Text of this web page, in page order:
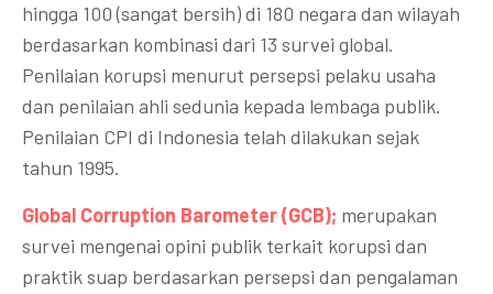
hingga 100 (sangat bersih) di 180 negara dan wilayah
berdasarkan kombinasi dari 13 survei global.
Penilaian korupsi menurut persepsi pelaku usaha
dan penilaian ahli sedunia kepada lembaga publik.
Penilaian CPI di Indonesia telah dilakukan sejak
tahun 1995.
Global Corruption Barometer (GCB); merupakan
survei mengenai opini publik terkait korupsi dan
praktik suap berdasarkan persepsi dan pengalaman